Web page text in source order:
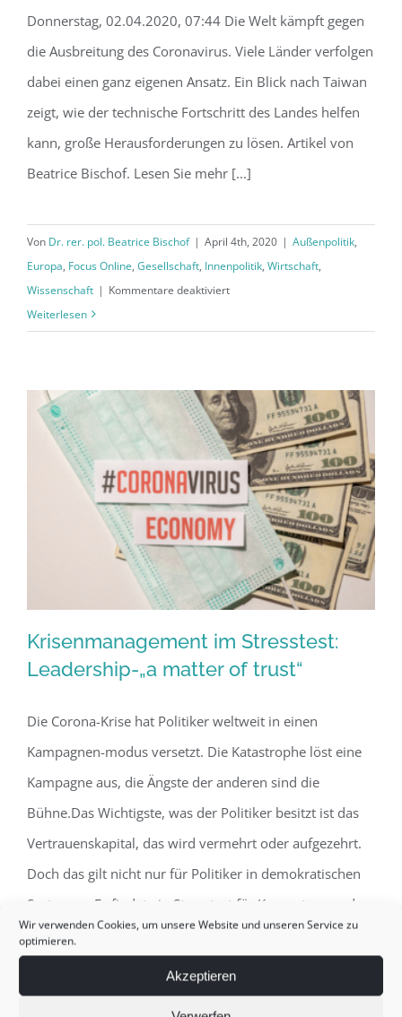
Wir verwenden Cookies, um unsere Website und unseren Service zu
optimieren.
Akzeptieren
Donnerstag, 02.04.2020, 07:44 Die Welt kämpft gegen
die Ausbreitung des Coronavirus. Viele Länder verfolgen
dabei einen ganz eigenen Ansatz. Ein Blick nach Taiwan
zeigt, wie der technische Fortschritt des Landes helfen
kann, große Herausforderungen zu lösen. Artikel von
Beatrice Bischof. Lesen Sie mehr [...]
Von Dr. rer. pol. Beatrice Bischof | April 4th, 2020 | Außenpolitik,
Europa, Focus Online, Gesellschaft, Innenpolitik, Wirtschaft,
Wissenschaft | Kommentare deaktiviertfür
Weiterlesen
Krisenmanagement im Stresstest:
Leadership-„a matter of trust“
Krisenmanagement im Stresstest:
Leadership-„a matter of trust“
Die Corona-Krise hat Politiker weltweit in einen
Kampagnen-modus versetzt. Die Katastrophe löst eine
Kampagne aus, die Ängste der anderen sind die
Bühne.Das Wichtigste, was der Politiker besitzt ist das
Vertrauenskapital, das wird vermehrt oder aufgezehrt.
Doch das gilt nicht nur für Politiker in demokratischen
Systemen. Es findet ein Stresstest für Kompetenz und
Charakterfestigkeit, unerschütterliche Führung [...]